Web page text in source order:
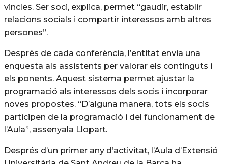
vincles. Ser soci, explica, permet “gaudir, establir
relacions socials i compartir interessos amb altres
persones”.
Després de cada conferència, l’entitat envia una
enquesta als assistents per valorar els continguts i
els ponents. Aquest sistema permet ajustar la
programació als interessos dels socis i incorporar
noves propostes. “D’alguna manera, tots els socis
participen de la programació i del funcionament de
l’Aula”, assenyala Llopart.
Després d’un primer any d’activitat, l’Aula d’Extensió